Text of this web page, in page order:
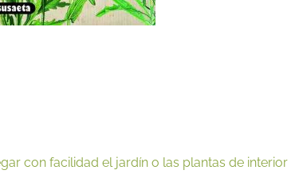
con facilidad el jardín o las plantas de interior